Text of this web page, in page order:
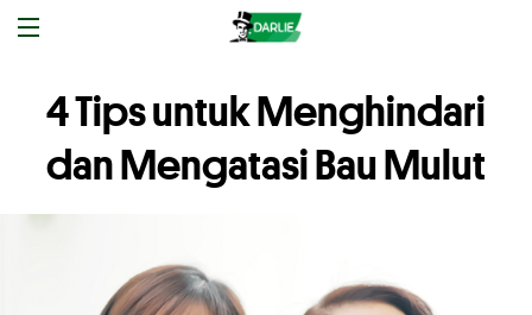
4 Tips untuk Menghindari
dan Mengatasi Bau Mulut